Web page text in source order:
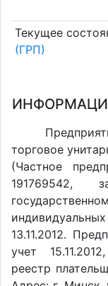
Текущее
(ГРП)
торговое
(Частное
191769542,
13.11.2012.
учет
реестр